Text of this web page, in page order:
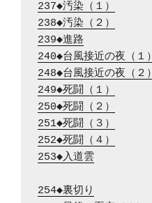
237◆汚染（１）
238◆汚染（２）
239◆進路
240◆台風接近の夜（１）
248◆台風接近の夜（２）
249◆死闘（１）
250◆死闘（２）
251◆死闘（３）
252◆死闘（４）
253◆入道雲
254◆裏切り